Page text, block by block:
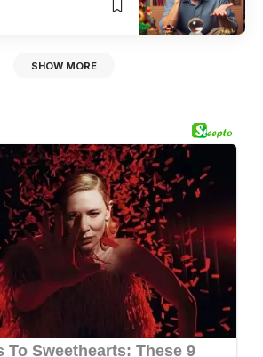
SHOW MORE